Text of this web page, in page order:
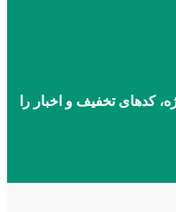
کدهای تخفیف و اخبار را